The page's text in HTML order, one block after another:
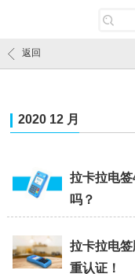
返回
2020 12 月
拉卡拉电
吗？
拉卡拉电
重认证！